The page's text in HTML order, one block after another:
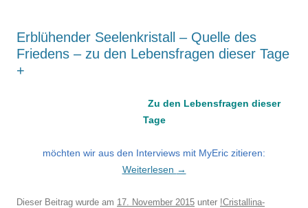
Erblühender Seelenkristall – Quelle des
Friedens – zu den Lebensfragen dieser Tage
+
Zu den Lebensfragen dieser
Tage
möchten wir aus den Interviews mit MyEric zitieren:
Weiterlesen →
Dieser Beitrag wurde am 17. November 2015 unter !Cristallina-